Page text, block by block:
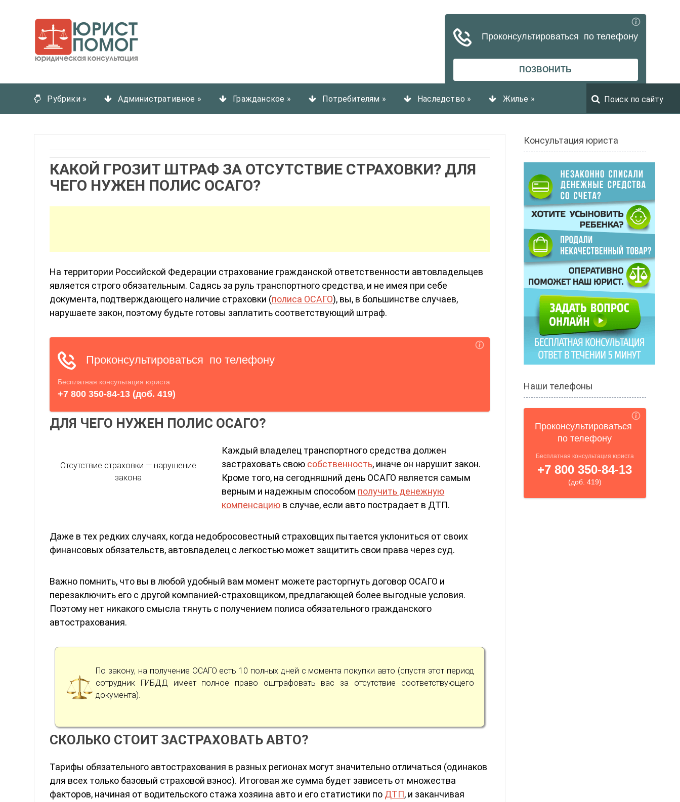
Рубрики » Административное » Гражданское » Потребителям » Наследство » Жилье »
КАКОЙ ГРОЗИТ ШТРАФ ЗА ОТСУТСТВИЕ СТРАХОВКИ? ДЛЯ
ЧЕГО НУЖЕН ПОЛИС ОСАГО?
На территории Российской Федерации страхование гражданской ответственности автовладельцев
является строго обязательным. Садясь за руль транспортного средства, и не имея при себе
документа, подтверждающего наличие страховки (полиса ОСАГО), вы, в большинстве случаев,
нарушаете закон, поэтому будьте готовы заплатить соответствующий штраф.
ДЛЯ ЧЕГО НУЖЕН ПОЛИС ОСАГО?
Отсутствие страховки — нарушение
закона
Каждый владелец транспортного средства должен
застраховать свою собственность, иначе он нарушит закон.
Кроме того, на сегодняшний день ОСАГО является самым
верным и надежным способом получить денежную
компенсацию в случае, если авто пострадает в ДТП.
Даже в тех редких случаях, когда недобросовестный страховщих пытается уклониться от своих
финансовых обязательств, автовладелец с легкостью может защитить свои права через суд.
Важно помнить, что вы в любой удобный вам момент можете расторгнуть договор ОСАГО и
перезаключить его с другой компанией-страховщиком, предлагающей более выгодные условия.
Поэтому нет никакого смысла тянуть с получением полиса обязательного гражданского
автострахования.
По закону, на получение ОСАГО есть 10 полных дней с момента покупки авто (спустя этот период
сотрудник ГИБДД имеет полное право оштрафовать вас за отсутствие соответствующего
документа).
СКОЛЬКО СТОИТ ЗАСТРАХОВАТЬ АВТО?
Тарифы обязательного автострахования в разных регионах могут значительно отличаться (одинаков
для всех только базовый страховой взнос). Итоговая же сумма будет зависеть от множества
факторов, начиная от водительского стажа хозяина авто и его статистики по ДТП, и заканчивая
Консультация юриста
Наши телефоны